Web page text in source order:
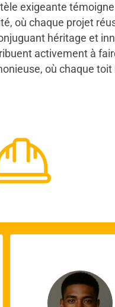
exigeante
où chaque projet
héritage et
activement à
où chaque